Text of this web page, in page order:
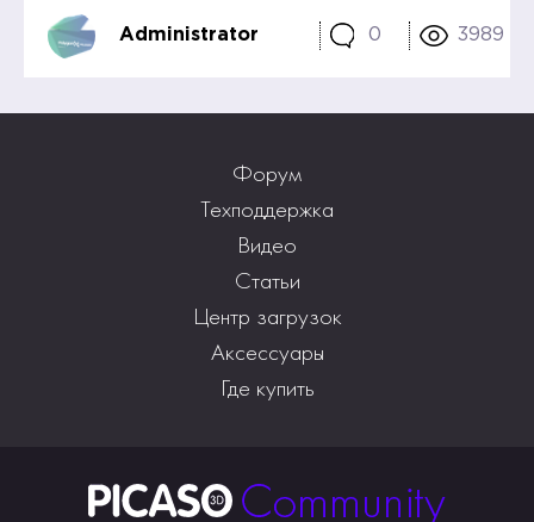
Administrator 0 3989
Форум
Техподдержка
Видео
Статьи
Центр загрузок
Аксессуары
Где купить